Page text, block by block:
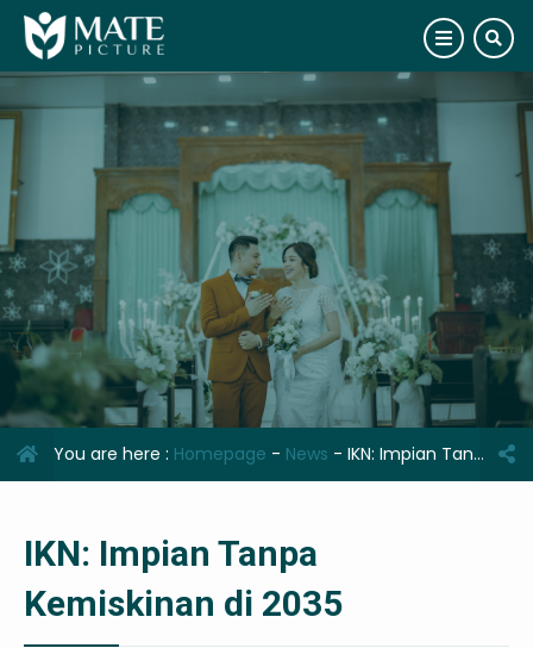
You are here : Homepage - News - IKN: Impian Tanpa Kemiskinan di 2035
IKN: Impian Tanpa
Kemiskinan di 2035